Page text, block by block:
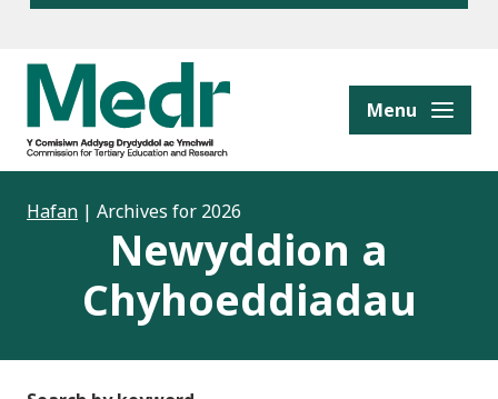
content Menu
Hafan | Archives for 2026
Newyddion a
Chyhoeddiadau